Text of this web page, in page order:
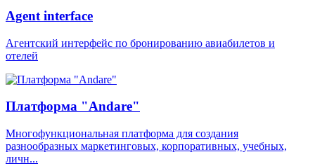
Agent interface
Агентский интерфейс по бронированию авиабилетов и
отелей
Платформа "Andare"
Многофункциональная платформа для создания
разнообразных маркетинговых, корпоративных, учебных,
личн...